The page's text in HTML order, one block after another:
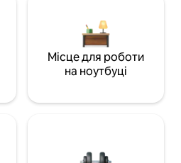
Місце для роботи
на ноутбуці